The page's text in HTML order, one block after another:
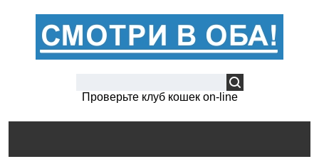
Проверьте клуб кошек on-line